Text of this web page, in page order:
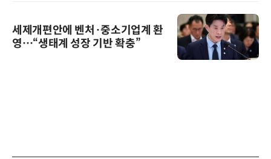
세제개편안에 벤처·중소기업계 환
영…“생태계 성장 기반 확충”